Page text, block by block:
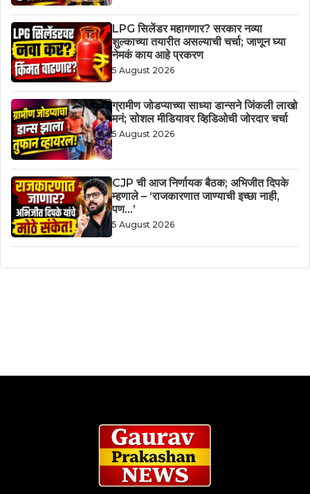
LPG सिलेंडर महागणार? सरकार नव्या
शुल्काच्या तयारीत असल्याची चर्चा; जाणून घ्या
नेमकं काय आहे प्रकरण
5 August 2026
ग्रामीण जोडप्याच्या साध्या डान्सने जिंकली लाखो
मनं; सोशल मीडियावर व्हिडिओची जोरदार चर्चा
5 August 2026
CJP ची आज निर्णायक बैठक; अभिजीत दिपके
म्हणाले – ‘राजकारणात जाण्याची इच्छा नाही,
पण…’
5 August 2026